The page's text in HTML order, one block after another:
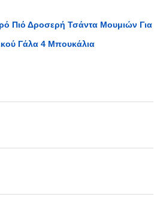
Πιό Δροσερή Τσάντα Μουμιών Για
Γάλα 4 Μπουκάλια